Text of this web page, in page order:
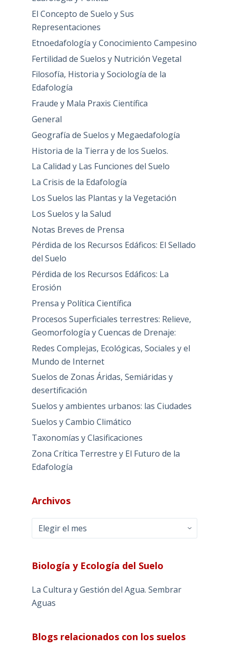
El Concepto de Suelo y Sus
Representaciones
Etnoedafología y Conocimiento Campesino
Fertilidad de Suelos y Nutrición Vegetal
Filosofía, Historia y Sociología de la
Edafología
Fraude y Mala Praxis Científica
General
Geografía de Suelos y Megaedafología
Historia de la Tierra y de los Suelos.
La Calidad y Las Funciones del Suelo
La Crisis de la Edafología
Los Suelos las Plantas y la Vegetación
Los Suelos y la Salud
Notas Breves de Prensa
Pérdida de los Recursos Edáficos: El Sellado
del Suelo
Pérdida de los Recursos Edáficos: La
Erosión
Prensa y Política Científica
Procesos Superficiales terrestres: Relieve,
Geomorfología y Cuencas de Drenaje:
Redes Complejas, Ecológicas, Sociales y el
Mundo de Internet
Suelos de Zonas Áridas, Semiáridas y
desertificación
Suelos y ambientes urbanos: las Ciudades
Suelos y Cambio Climático
Taxonomías y Clasificaciones
Zona Crítica Terrestre y El Futuro de la
Edafología
Archivos
Archivos
Biología y Ecología del Suelo
La Cultura y Gestión del Agua. Sembrar
Aguas
Blogs relacionados con los suelos